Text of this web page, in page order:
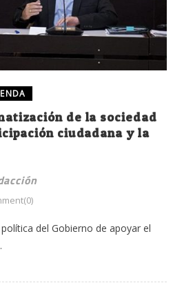
de la sociedad
ciudadana y la
del Gobierno de apoyar el